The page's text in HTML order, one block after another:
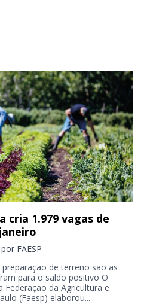
cria 1.979 vagas de
FAESP
de terreno são as
para o saldo positivo O
da Agricultura e
(Faesp) elaborou...